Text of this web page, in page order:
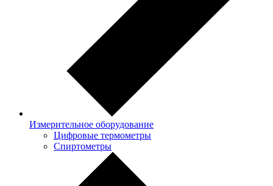
Измерительное оборудование
Цифровые термометры
Спиртометры